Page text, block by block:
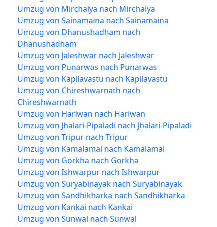
Umzug von Mirchaiya nach Mirchaiya
Umzug von Sainamaina nach Sainamaina
Umzug von Dhanushadham nach
Dhanushadham
Umzug von Jaleshwar nach Jaleshwar
Umzug von Punarwas nach Punarwas
Umzug von Kapilavastu nach Kapilavastu
Umzug von Chireshwarnath nach
Chireshwarnath
Umzug von Hariwan nach Hariwan
Umzug von Jhalari-Pipaladi nach Jhalari-Pipaladi
Umzug von Tripur nach Tripur
Umzug von Kamalamai nach Kamalamai
Umzug von Gorkha nach Gorkha
Umzug von Ishwarpur nach Ishwarpur
Umzug von Suryabinayak nach Suryabinayak
Umzug von Sandhikharka nach Sandhikharka
Umzug von Kankai nach Kankai
Umzug von Sunwal nach Sunwal